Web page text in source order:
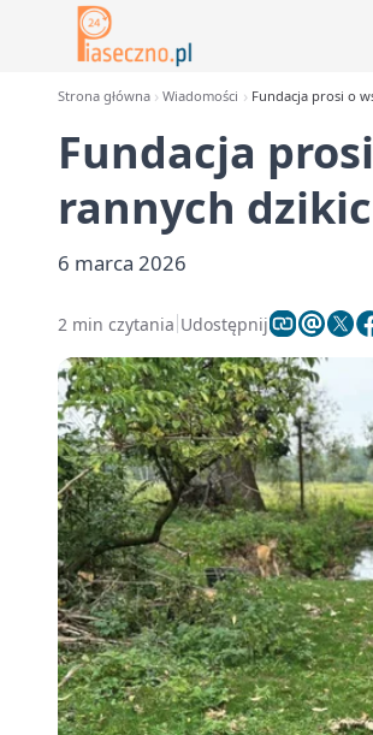
Strona główna Wiadomości Fundacja prosi o
Fundacja
rannych
6 marca 2026
2 min czytania Udostępnij